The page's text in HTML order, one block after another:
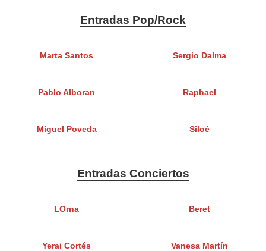
Entradas Pop/Rock
Marta Santos Sergio Dalma
Pablo Alboran Raphael
Miguel Poveda Siloé
Entradas Conciertos
LOrna Beret
Yerai Cortés Vanesa Martín